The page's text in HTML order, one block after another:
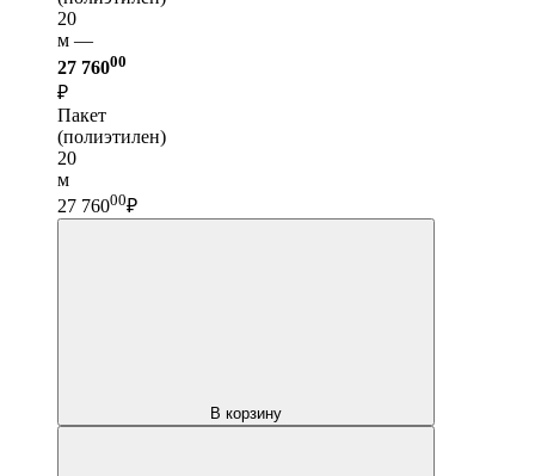
20
м —
27 76000
₽
Пакет
(полиэтилен)
20
м
27 76000₽
В корзину